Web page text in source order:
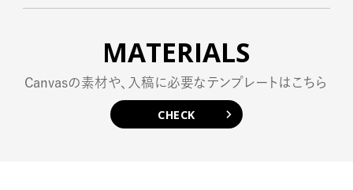
MATERIALS
Canvasの素材や、入稿に必要なテンプレートはこちら
CHECK